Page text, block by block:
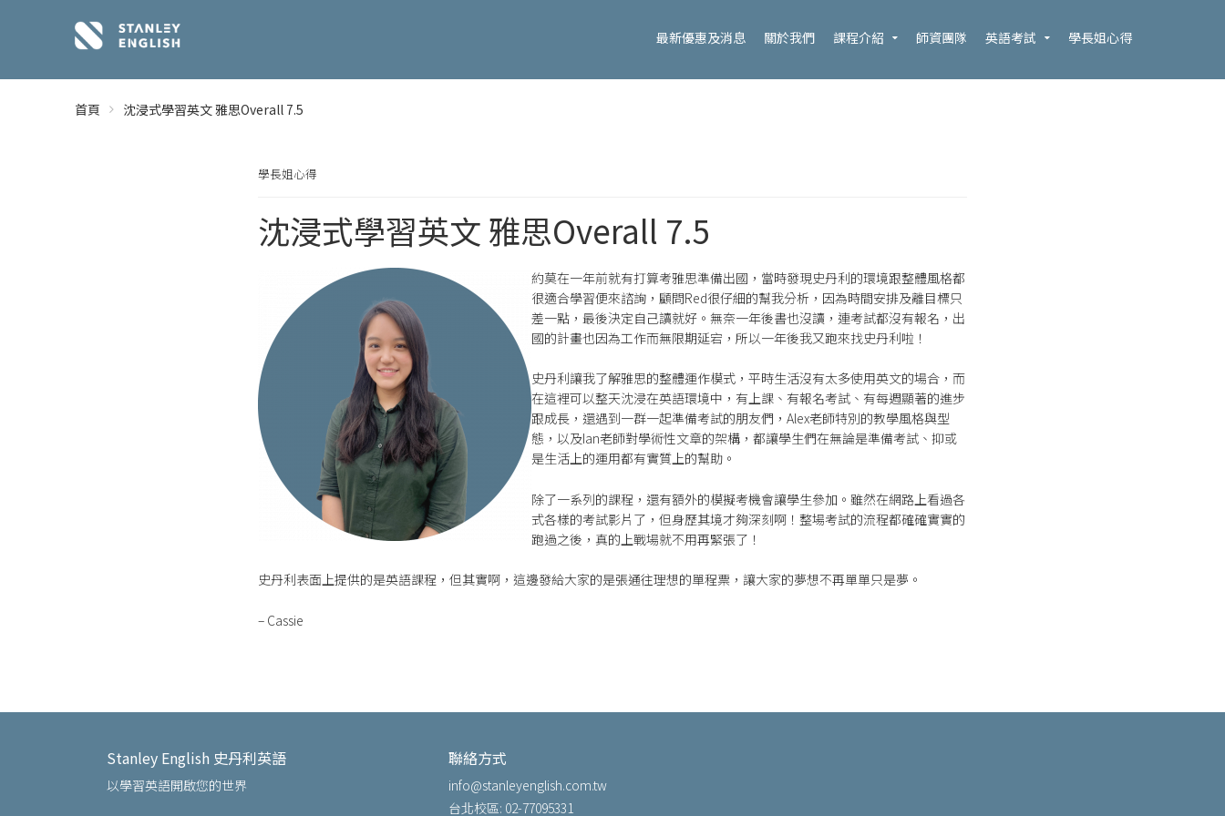
最新優惠及消息 關於我們 課程介紹 師資團隊 英語考試 學長姐心得
首頁 沈浸式學習英文 雅思Overall 7.5
學長姐心得
沈浸式學習英文 雅思Overall 7.5
約莫在一年前就有打算考雅思準備出國，當時發現史丹利的環境跟整體風格都
很適合學習便來諮詢，顧問Red很仔細的幫我分析，因為時間安排及離目標只
差一點，最後決定自己讀就好。無奈一年後書也沒讀，連考試都沒有報名，出
國的計畫也因為工作而無限期延宕，所以一年後我又跑來找史丹利啦！
史丹利讓我了解雅思的整體運作模式，平時生活沒有太多使用英文的場合，而
在這裡可以整天沈浸在英語環境中，有上課、有報名考試、有每週顯著的進步
跟成長，還遇到一群一起準備考試的朋友們，Alex老師特別的教學風格與型
態，以及Ian老師對學術性文章的架構，都讓學生們在無論是準備考試、抑或
是生活上的運用都有實質上的幫助。
除了一系列的課程，還有額外的模擬考機會讓學生參加。雖然在網路上看過各
式各樣的考試影片了，但身歷其境才夠深刻啊！整場考試的流程都確確實實的
跑過之後，真的上戰場就不用再緊張了！
史丹利表面上提供的是英語課程，但其實啊，這邊發給大家的是張通往理想的單程票，讓大家的夢想不再單單只是夢。
– Cassie
Stanley English 史丹利英語
以學習英語開啟您的世界
聯絡方式
info@stanleyenglish.com.tw
台北校區: 02-77095331